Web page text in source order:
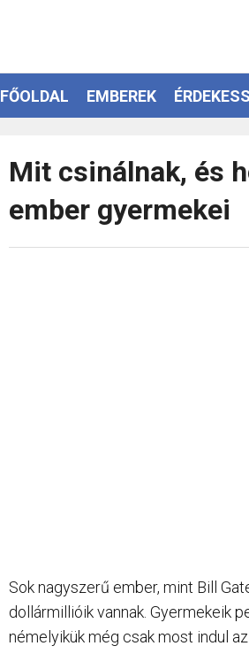
FŐOLDAL EMBEREK
Mit csinálnak, és
ember gyermekei
Sok nagyszerű ember, mint Bill
dollármillióik vannak. Gyermekeik
némelyikük még csak most indul